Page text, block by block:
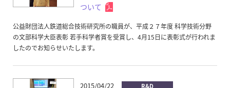
ついて
公益財団法人鉄道総合技術研究所の職員が、平成２７年度 科学技術分野
の文部科学大臣表彰 若手科学者賞を受賞し、4月15日に表彰式が行われま
したのでお知らせいたします。
2015/04/22 R&D